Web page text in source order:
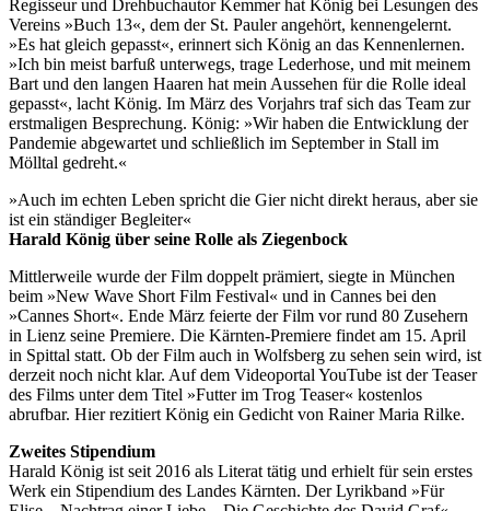
Regisseur und Drehbuchautor Kemmer hat König bei Lesungen des
Vereins »Buch 13«, dem der St. Pauler angehört, kennengelernt.
»Es hat gleich gepasst«, erinnert sich König an das Kennenlernen.
»Ich bin meist barfuß unterwegs, trage Lederhose, und mit meinem
Bart und den langen Haaren hat mein Aussehen für die Rolle ideal
gepasst«, lacht König. Im März des Vorjahrs traf sich das Team zur
erstmaligen Besprechung. König: »Wir haben die Entwicklung der
Pandemie abgewartet und schließlich im September in Stall im
Mölltal gedreht.«
»Auch im echten Leben spricht die Gier nicht direkt heraus, aber sie
ist ein ständiger Begleiter«
Harald König über seine Rolle als Ziegenbock
Mittlerweile wurde der Film doppelt prämiert, siegte in München
beim »New Wave Short Film Festival« und in Cannes bei den
»Cannes Short«. Ende März feierte der Film vor rund 80 Zusehern
in Lienz seine Premiere. Die Kärnten-Premiere findet am 15. April
in Spittal statt. Ob der Film auch in Wolfsberg zu sehen sein wird, ist
derzeit noch nicht klar. Auf dem Videoportal YouTube ist der Teaser
des Films unter dem Titel »Futter im Trog Teaser« kostenlos
abrufbar. Hier rezitiert König ein Gedicht von Rainer Maria Rilke.
Zweites Stipendium
Harald König ist seit 2016 als Literat tätig und erhielt für sein erstes
Werk ein Stipendium des Landes Kärnten. Der Lyrikband »Für